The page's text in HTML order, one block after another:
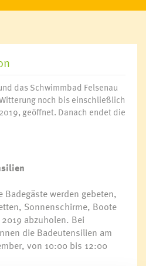
das Schwimmbad Felsenau
noch bis einschließlich
geöffnet. Danach endet die
Badegäste werden gebeten,
Sonnenschirme, Boote
abzuholen. Bei
die Badeutensilien am
von 10:00 bis 12:00